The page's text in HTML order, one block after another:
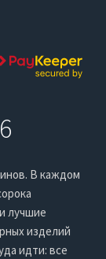
В каждом
лучшие
изделий
идти: все